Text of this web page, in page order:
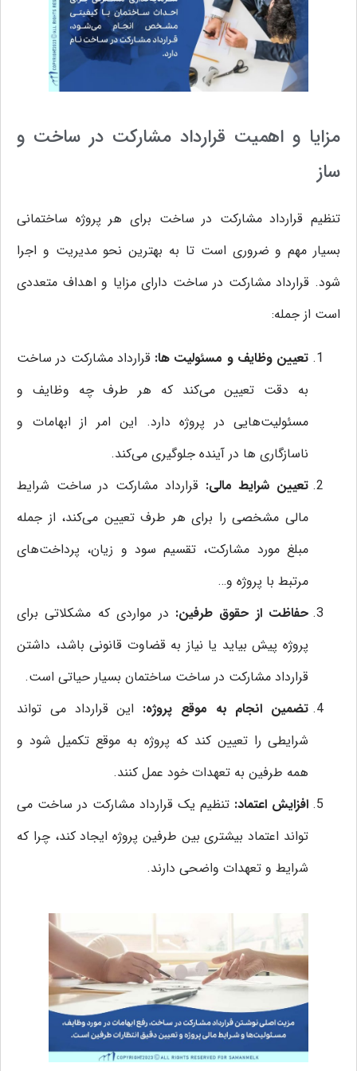
مزایا و اهمیت قرارداد مشارکت در ساخت و
ساز
تنظیم قرارداد مشارکت در ساخت برای هر پروژه ساختمانی
بسیار مهم و ضروری است تا به بهترین نحو مدیریت و اجرا
شود. قرارداد مشارکت در ساخت دارای مزایا و اهداف متعددی
است از جمله:
تعیین وظایف و مسئولیت‌ ها: قرارداد مشارکت در ساخت
به دقت تعیین می‌کند که هر طرف چه وظایف و
مسئولیت‌هایی در پروژه دارد. این امر از ابهامات و
ناسازگاری‌ ها در آینده جلوگیری می‌کند.
تعیین شرایط مالی: قرارداد مشارکت در ساخت شرایط
مالی مشخصی را برای هر طرف تعیین می‌کند، از جمله
مبلغ مورد مشارکت، تقسیم سود و زیان، پرداخت‌های
مرتبط با پروژه و…
حفاظت از حقوق طرفین: در مواردی که مشکلاتی برای
پروژه پیش بیاید یا نیاز به قضاوت قانونی باشد، داشتن
قرارداد مشارکت در ساخت ساختمان بسیار حیاتی است.
تضمین انجام به موقع پروژه: این قرارداد می‌ تواند
شرایطی را تعیین کند که پروژه به موقع تکمیل شود و
همه طرفین به تعهدات خود عمل کنند.
افزایش اعتماد: تنظیم یک قرارداد مشارکت در ساخت می‌
تواند اعتماد بیشتری بین طرفین پروژه ایجاد کند، چرا که
شرایط و تعهدات واضحی دارند.